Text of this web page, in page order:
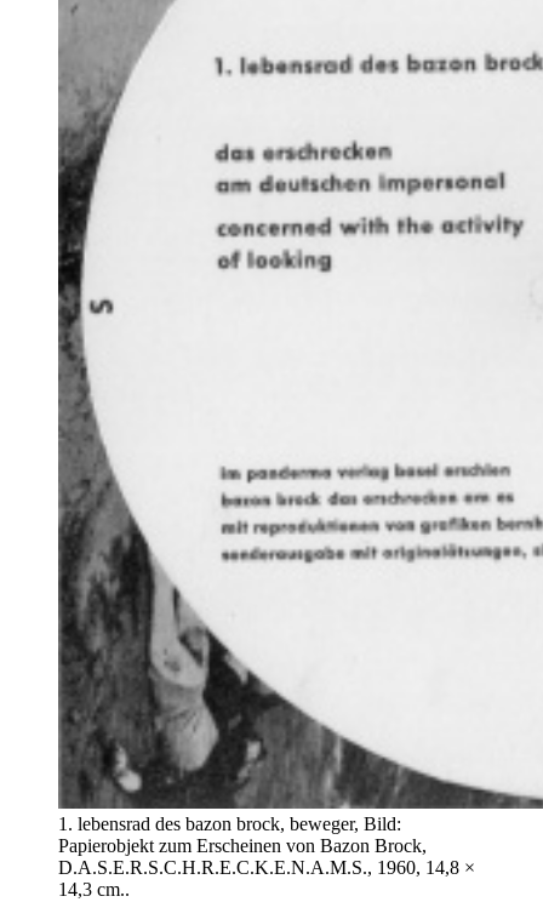
1. lebensrad des bazon brock, beweger, Bild:
Papierobjekt zum Erscheinen von Bazon Brock,
D.A.S.E.R.S.C.H.R.E.C.K.E.N.A.M.S., 1960, 14,8 ×
14,3 cm..